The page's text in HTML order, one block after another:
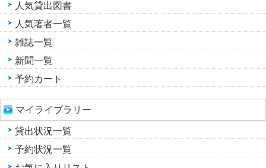
人気貸出図書
人気著者一覧
雑誌一覧
新聞一覧
予約カート
マイライブラリー
貸出状況一覧
予約状況一覧